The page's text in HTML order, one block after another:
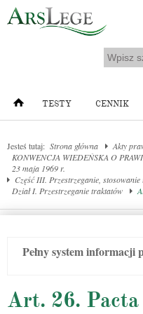
TESTY CENNIK
Jesteś tutaj: Strona główna
Akty
KONWENCJA WIEDEŃSKA O
23 maja 1969 r.
Część III. Przestrzeganie,
Dział I. Przestrzeganie traktatów
Pełny system informacji
Art. 26.